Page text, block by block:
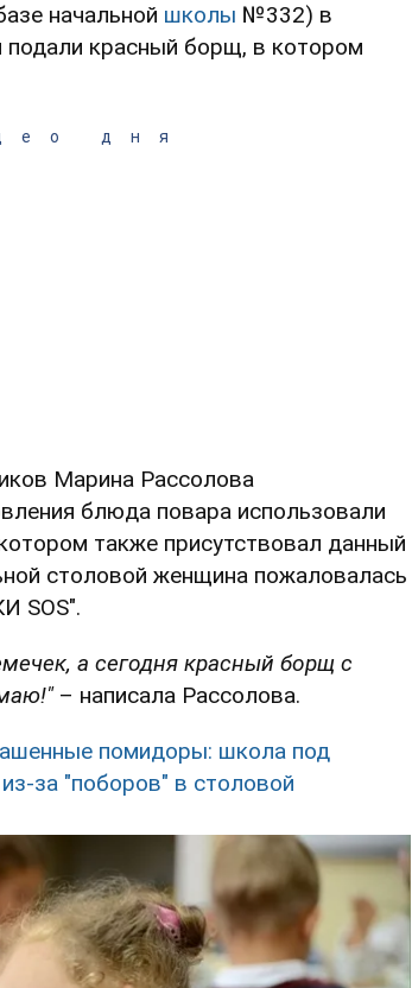
начальной школы №332) в
подали красный борщ, в котором
дня
Марина Рассолова
блюда повара использовали
также присутствовал данный
столовой женщина пожаловалась
SOS".
а сегодня красный борщ с
– написала Рассолова.
помидоры: школа под
за "поборов" в столовой